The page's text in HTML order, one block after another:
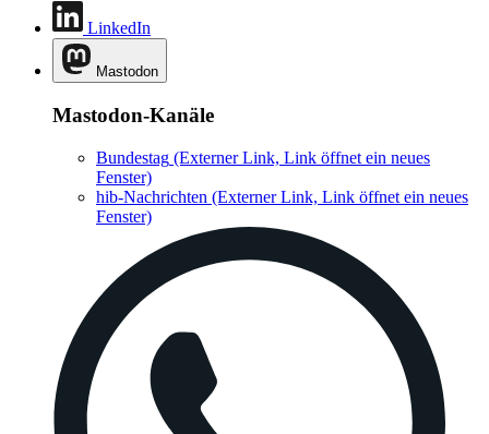
LinkedIn
Mastodon
Mastodon-Kanäle
Bundestag (Externer Link, Link öffnet ein neues
Fenster)
hib-Nachrichten (Externer Link, Link öffnet ein neues
Fenster)